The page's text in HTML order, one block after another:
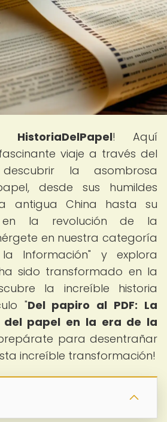
HistoriaDelPapel! Aquí
viaje a través del
la asombrosa
desde sus humildes
antigua China hasta su
la revolución de la
en nuestra categoría
Información" y explora
sido transformado en la
la increíble historia
"Del papiro al PDF: La
del papel en la era de la
para desentrañar
increíble transformación!